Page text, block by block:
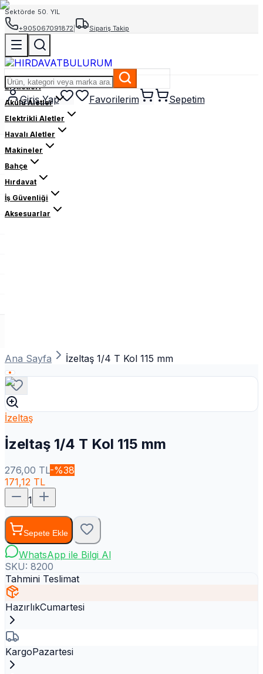
Sektörde 50. YIL
+905067091872
Sipariş Takip
Giriş Yap Favorilerim Sepetim
El Aletleri
Akülü Aletler
Elektrikli Aletler
Havalı Aletler
Makineler
Bahçe
Hırdavat
İş Güvenliği
Aksesuarlar
Ana Sayfa İzeltaş 1/4 T Kol 115 mm
İzeltaş
İzeltaş 1/4 T Kol 115 mm
276,00 TL-%38
171,12 TL
1
Sepete Ekle
WhatsApp ile Bilgi Al
SKU: 8200
Tahmini Teslimat
HazırlıkCumartesi
KargoPazartesi